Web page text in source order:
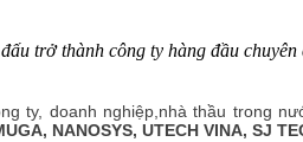
trở thành công ty hàng đầu
ty, doanh nghiệp,nhà thầu trong
NANOSYS, UTECH VINA, SJ